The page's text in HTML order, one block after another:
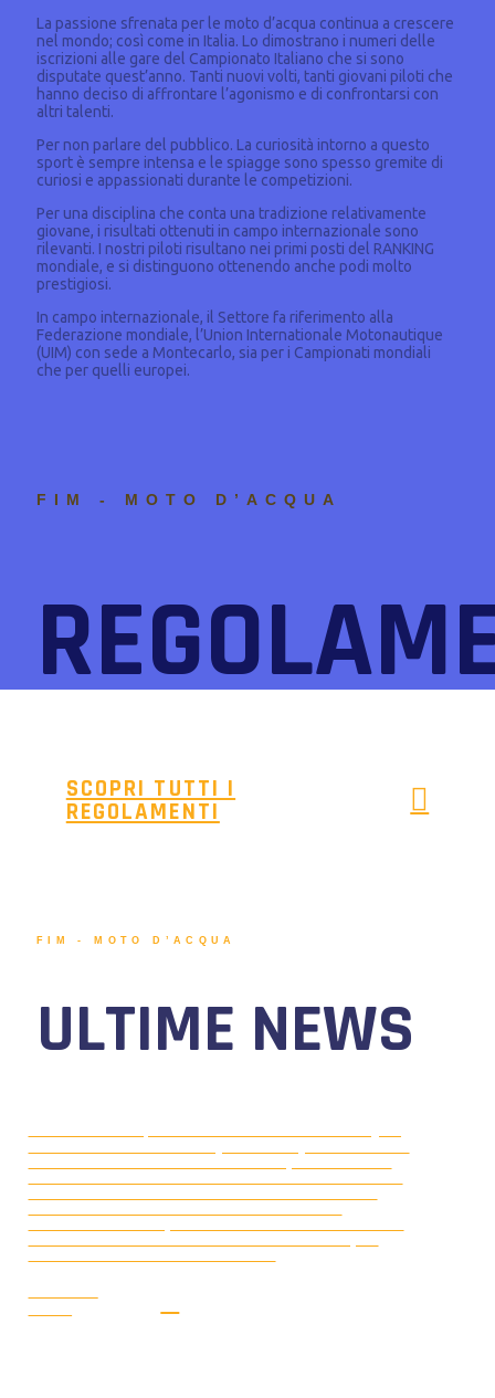
La passione sfrenata per le moto d’acqua continua a crescere
nel mondo; così come in Italia. Lo dimostrano i numeri delle
iscrizioni alle gare del Campionato Italiano che si sono
disputate quest’anno. Tanti nuovi volti, tanti giovani piloti che
hanno deciso di affrontare l’agonismo e di confrontarsi con
altri talenti.
Per non parlare del pubblico. La curiosità intorno a questo
sport è sempre intensa e le spiagge sono spesso gremite di
curiosi e appassionati durante le competizioni.
Per una disciplina che conta una tradizione relativamente
giovane, i risultati ottenuti in campo internazionale sono
rilevanti. I nostri piloti risultano nei primi posti del RANKING
mondiale, e si distinguono ottenendo anche podi molto
prestigiosi.
In campo internazionale, il Settore fa riferimento alla
Federazione mondiale, l’Union Internationale Motonautique
(UIM) con sede a Montecarlo, sia per i Campionati mondiali
che per quelli europei.
FIM - MOTO D’ACQUA
SCOPRI TUTTI I
REGOLAMENTI
FIM - MOTO D’ACQUA
ULTIME NEWS
2026: NEL 2° ROUND STAGIONALE, GLI AZZURRI
ROBERTO MARIANI E MASSIMO ACCUMULO SONO
1° E 2° CLASSIFICATI NEL FREESTYLE. BUONI
PIAZZAMENTI ANCHE PER ILARIA VANNI E
AURORA FILIBERTI, 4^ E 5^ CLASSIFICATE NELLA
RUN. GP4 LADIES E PER MANUEL REGGIANI, 5°
CLASSIFICATO NELLA RUN. GP2.